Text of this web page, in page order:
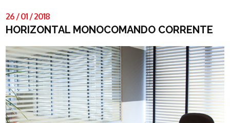
26 /01 /2018
HORIZONTAL MONOCOMANDO CORRENTE